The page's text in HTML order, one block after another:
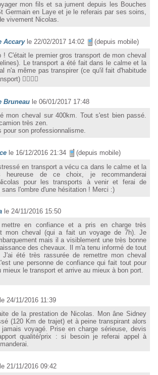
mon fils et sa jument depuis les Bouches
Germain en Laye et je le referais par ses soins,
vivement Nicolas.
Accary le 22/02/2017 14:02
(depuis mobile)
! C'était le premier gros transport de mon cheval
Le transport a été fait dans le calme et la
n'a même pas transpirer (ce qu'il fait d'habitude
👌🏼👌🏼
Bruneau le 06/01/2017 17:48
mon cheval sur 400km. Tout s'est bien passé.
très zen.
pour son professionnalisme.
le 16/12/2016 21:34
(depuis mobile)
en transport a vécu ca dans le calme et la
heureuse de ce choix, je recommanderai
pour les transports à venir et ferai de
sans l'ombre d'une hésitation ! Merci :)
le 24/11/2016 15:50
en confiance et a pris en charge très
mon cheval (qui a fait un voyage de 7h). Je
mais il a visiblement une très bonne
des chevaux. Il m'a tenu informé de tout
J'ai été très rassurée de remettre mon cheval
une personne de confiance qui fait tout pour
mieux le transport et arrive au mieux à bon port.
le 24/11/2016 11:39
de la prestation de Nicolas. Mon âne Sidney
(120 Km de trajet) et à peine transpirant alors
voyagé. Prise en charge sérieuse, devis
qualité/prix : si besoin je referai appel à
le 21/11/2016 09:42